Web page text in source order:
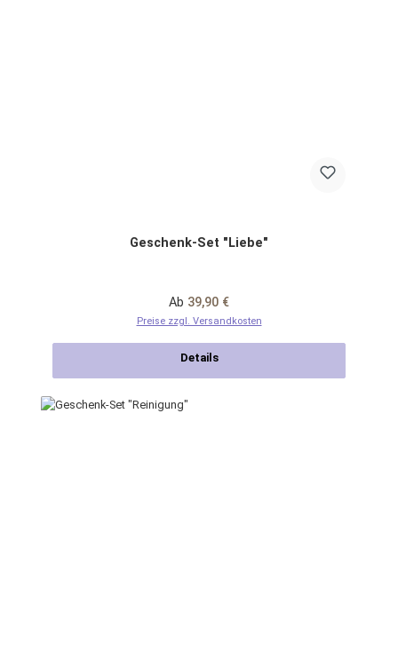
Geschenk-Set "Liebe"
Regulärer Preis:
Ab 39,90 €
Preise zzgl. Versandkosten
Details